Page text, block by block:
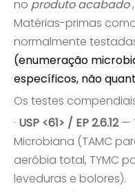
no produto acabado
Matérias-primas
normalmente
(enumeração
específicos, não
Os testes
· USP <61> / EP 2.6.12—
Microbiana (TAMC
aeróbia total, TYMC
leveduras e bolores).